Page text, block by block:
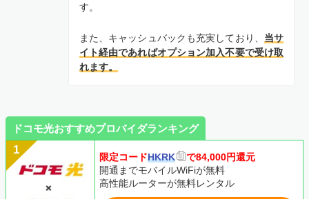
す。
また、キャッシュバックも充実しており、 当サ
イト経由であればオプション加入不要で受け取
れます。
ドコモ光おすすめプロバイダランキング
限定コードHKRK
で84,000円還元
開通までモバイルWiFiが無料
高性能ルーターが無料レンタル